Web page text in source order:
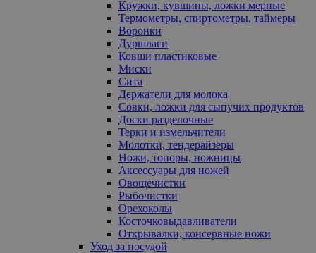
Кружки, кувшины, ложки мерные
Термометры, спиртометры, таймеры
Воронки
Дуршлаги
Ковши пластиковые
Миски
Сита
Держатели для молока
Совки, ложки для сыпучих продуктов
Доски разделочные
Терки и измельчители
Молотки, тендерайзеры
Ножи, топоры, ножницы
Аксессуары для ножей
Овощечистки
Рыбочистки
Орехоколы
Косточковыдавливатели
Открывалки, консервные ножи
Уход за посудой